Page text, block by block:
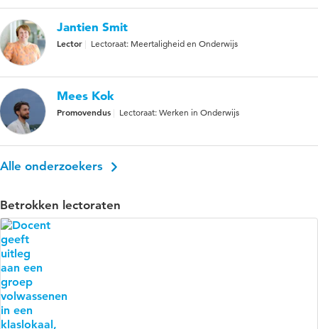
Jantien Smit
Lector Lectoraat: Meertaligheid en Onderwijs
Mees Kok
Promovendus Lectoraat: Werken in Onderwijs
Alle onderzoekers
Betrokken lectoraten